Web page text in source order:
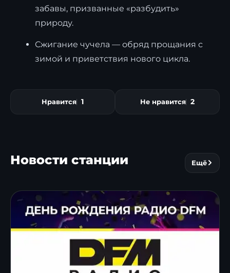
забавы, призванные «разбудить»
природу.
Сжигание чучела — обряд прощания с
зимой и приветствия нового цикла.
Нравится 1 Не нравится 2
Новости станции Ещё